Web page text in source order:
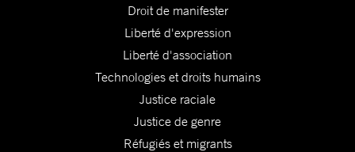
Droit de manifester
Liberté d'expression
Liberté d'association
Technologies et droits humains
Justice raciale
Justice de genre
Réfugiés et migrants